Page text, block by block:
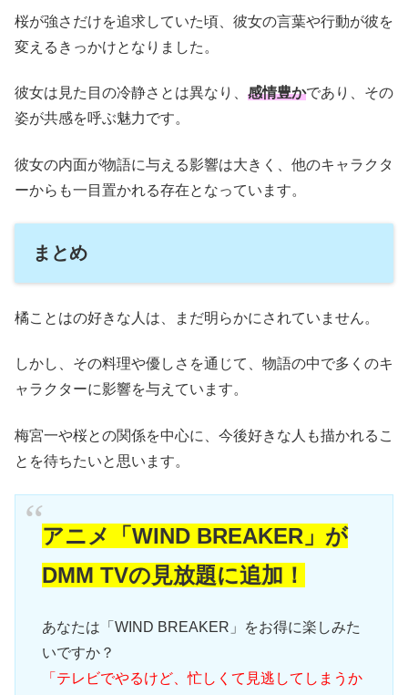
桜が強さだけを追求していた頃、彼女の言葉や行動が彼を
変えるきっかけとなりました。
彼女は見た目の冷静さとは異なり、 感情豊かであり、その
姿が共感を呼ぶ魅力です。
彼女の内面が物語に与える影響は大きく、他のキャラクタ
ーからも一目置かれる存在となっています。
まとめ
橘ことはの好きな人は、まだ明らかにされていません。
しかし、その料理や優しさを通じて、物語の中で多くのキ
ャラクターに影響を与えています。
梅宮一や桜との関係を中心に、今後好きな人も描かれるこ
とを待ちたいと思います。
アニメ「WIND BREAKER」が
DMM TVの見放題に追加！
あなたは「WIND BREAKER」をお得に楽しみた
いですか？
「テレビでやるけど、忙しくて見逃してしまうか